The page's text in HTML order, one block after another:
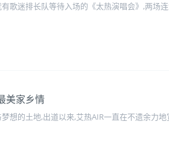
歌迷排长队等待入场的《太热演唱会》,两场
美家乡情
想的土地,出道以来,艾热AIR一直在不遗余力